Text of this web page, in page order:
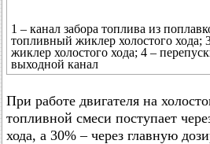
1 – канал забора топлива из
топливный жиклер холостого хода;
жиклер холостого хода; 4 –
выходной канал
При работе двигателя на
топливной смеси поступает
хода, а 30% – через главную